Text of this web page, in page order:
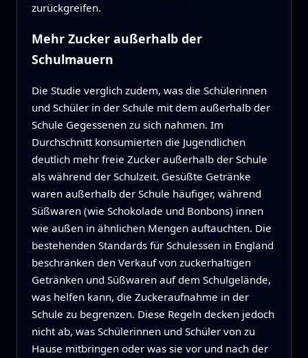
zurückgreifen.
Mehr Zucker außerhalb der
Schulmauern
Die Studie verglich zudem, was die Schülerinnen
und Schüler in der Schule mit dem außerhalb der
Schule Gegessenen zu sich nahmen. Im
Durchschnitt konsumierten die Jugendlichen
deutlich mehr freie Zucker außerhalb der Schule
als während der Schulzeit. Gesüßte Getränke
waren außerhalb der Schule häufiger, während
Süßwaren (wie Schokolade und Bonbons) innen
wie außen in ähnlichen Mengen auftauchten. Die
bestehenden Standards für Schulessen in England
beschränken den Verkauf von zuckerhaltigen
Getränken und Süßwaren auf dem Schulgelände,
was helfen kann, die Zuckeraufnahme in der
Schule zu begrenzen. Diese Regeln decken jedoch
nicht ab, was Schülerinnen und Schüler von zu
Hause mitbringen oder was sie vor und nach der